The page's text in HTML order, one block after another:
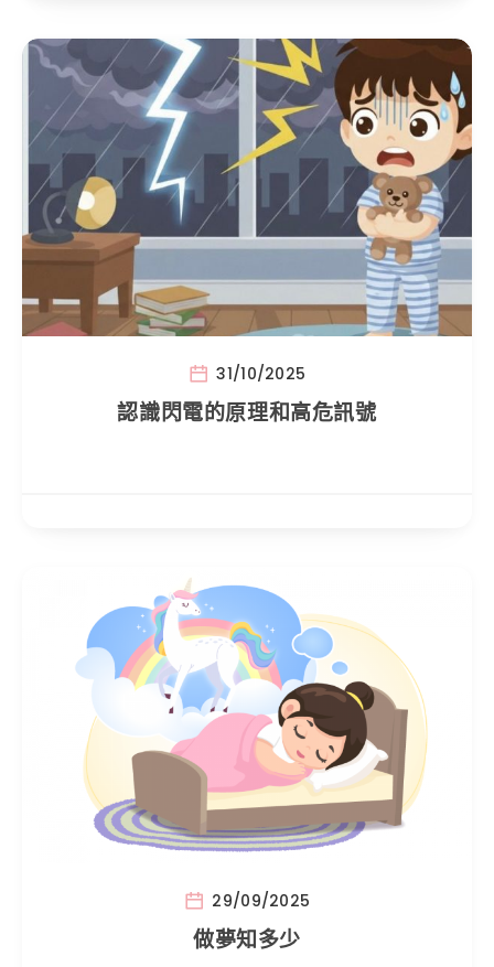
31/10/2025
認識閃電的原理和高危訊號
29/09/2025
做夢知多少